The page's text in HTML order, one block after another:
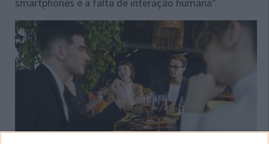
smartphones e a falta de interação humana".